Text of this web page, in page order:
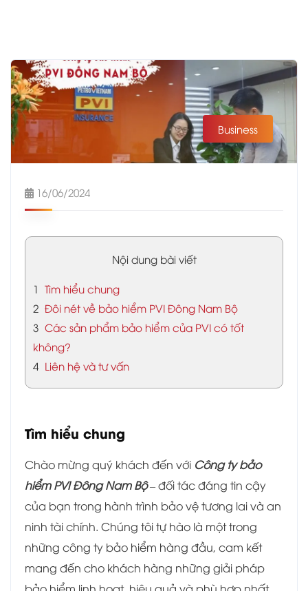
Business
16/06/2024
Nội dung bài viết
1 Tìm hiểu chung
2 Đôi nét về bảo hiểm PVI Đông Nam Bộ
3 Các sản phẩm bảo hiểm của PVI có tốt
không?
4 Liên hệ và tư vấn
Tìm hiểu chung
Chào mừng quý khách đến với Công ty bảo
hiểm PVI Đông Nam Bộ– đối tác đáng tin cậy
của bạn trong hành trình bảo vệ tương lai và an
ninh tài chính. Chúng tôi tự hào là một trong
những công ty bảo hiểm hàng đầu, cam kết
mang đến cho khách hàng những giải pháp